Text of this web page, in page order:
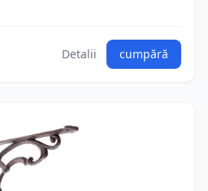
Detalii cumpără